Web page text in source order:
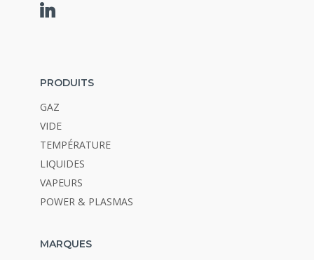
PRODUITS
GAZ
VIDE
TEMPÉRATURE
LIQUIDES
VAPEURS
POWER & PLASMAS
MARQUES